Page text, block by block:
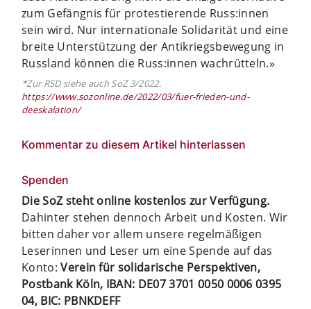
zum Gefängnis für protestierende Russ:innen
sein wird. Nur internationale Solidarität und eine
breite Unterstützung der Antikriegsbewegung in
Russland können die Russ:innen wachrütteln.»
*Zur RSD siehe auch SoZ 3/2022.
https://www.sozonline.de/2022/03/fuer-frieden-und-
deeskalation/
Kommentar zu diesem Artikel hinterlassen
Spenden
Die SoZ steht online kostenlos zur Verfügung.
Dahinter stehen dennoch Arbeit und Kosten. Wir
bitten daher vor allem unsere regelmäßigen
Leserinnen und Leser um eine Spende auf das
Konto:Verein für solidarische Perspektiven,
Postbank Köln, IBAN: DE07 3701 0050 0006 0395
04, BIC: PBNKDEFF